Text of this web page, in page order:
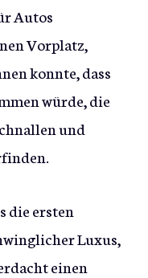
Autos
Vorplatz,
konnte, dass
würde, die
und
die ersten
Luxus,
einen